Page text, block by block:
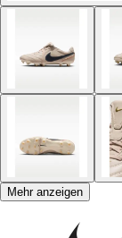
Mehr anzeigen